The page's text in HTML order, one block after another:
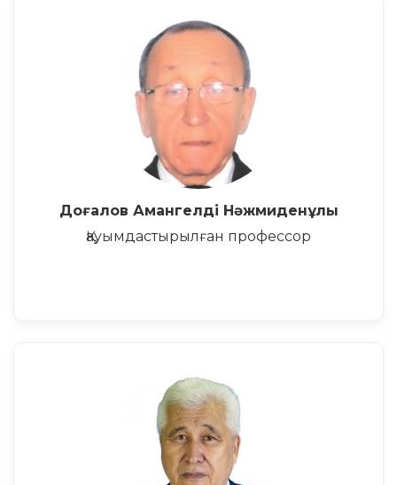
Доғалов Амангелді Нәжмиденұлы
Қауымдастырылған профессор